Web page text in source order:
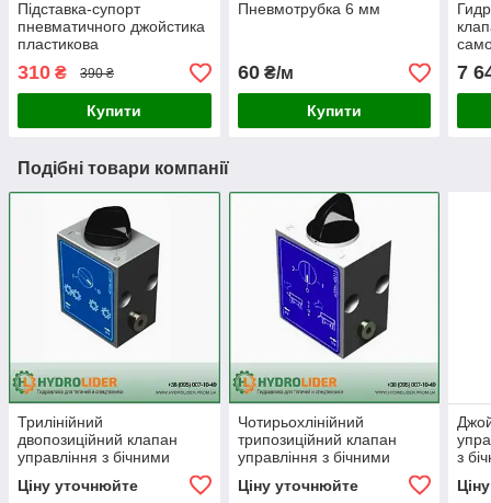
Підставка-супорт
пневматичного джойстика
пластикова
310 ₴ 390 ₴
Купити
Пневмотрубка 6 мм
60₴/м
Купити
7
Подібні товари компанії
Трилінійний
двопозиційний клапан
управління з бічними
Ціну уточнюйте
Чотирьохлінійний
трипозиційний клапан
управління з бічними
Ціну уточнюйте
з